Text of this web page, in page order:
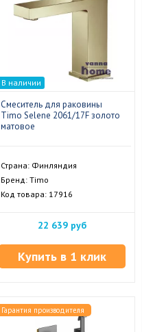
В наличии
Смеситель для раковины
Timo Selene 2061/17F золото
матовое
Страна: Финляндия
Бренд: Timo
Код товара: 17916
22 639 руб
Купить в 1 клик
Гарантия производителя